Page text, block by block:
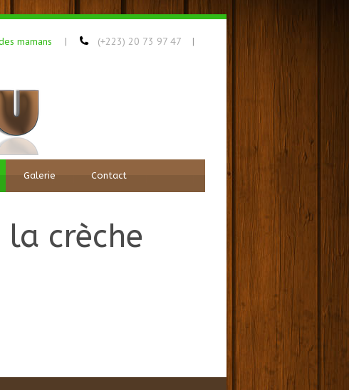
mamans | (+223) 20 73 97 47 |
Galerie Contact
crèche